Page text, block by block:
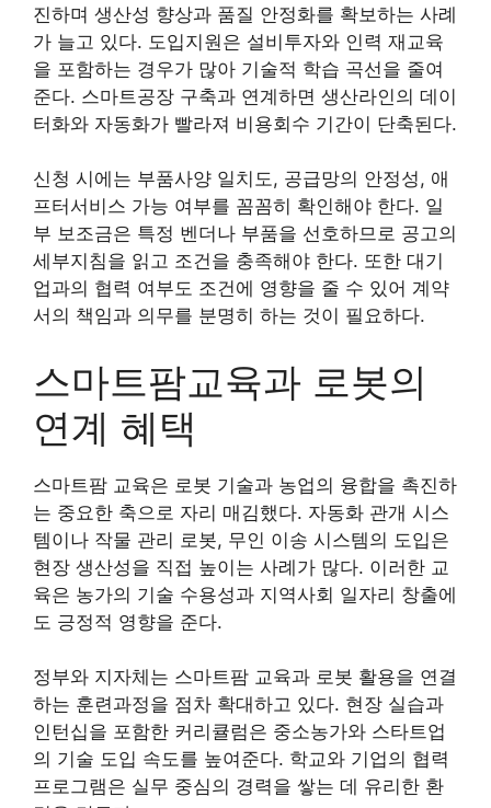
진하며 생산성 향상과 품질 안정화를 확보하는 사례
가 늘고 있다. 도입지원은 설비투자와 인력 재교육
을 포함하는 경우가 많아 기술적 학습 곡선을 줄여
준다. 스마트공장 구축과 연계하면 생산라인의 데이
터화와 자동화가 빨라져 비용회수 기간이 단축된다.
신청 시에는 부품사양 일치도, 공급망의 안정성, 애
프터서비스 가능 여부를 꼼꼼히 확인해야 한다. 일
부 보조금은 특정 벤더나 부품을 선호하므로 공고의
세부지침을 읽고 조건을 충족해야 한다. 또한 대기
업과의 협력 여부도 조건에 영향을 줄 수 있어 계약
서의 책임과 의무를 분명히 하는 것이 필요하다.
스마트팜교육과 로봇의
연계 혜택
스마트팜 교육은 로봇 기술과 농업의 융합을 촉진하
는 중요한 축으로 자리 매김했다. 자동화 관개 시스
템이나 작물 관리 로봇, 무인 이송 시스템의 도입은
현장 생산성을 직접 높이는 사례가 많다. 이러한 교
육은 농가의 기술 수용성과 지역사회 일자리 창출에
도 긍정적 영향을 준다.
정부와 지자체는 스마트팜 교육과 로봇 활용을 연결
하는 훈련과정을 점차 확대하고 있다. 현장 실습과
인턴십을 포함한 커리큘럼은 중소농가와 스타트업
의 기술 도입 속도를 높여준다. 학교와 기업의 협력
프로그램은 실무 중심의 경력을 쌓는 데 유리한 환